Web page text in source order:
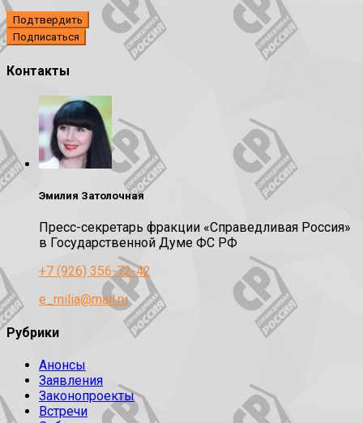
Подтвердить
Контакты
Эмилия Затолочная
Пресс-секретарь фракции «Справедливая Россия»
в Государственной Думе ФС РФ
+7 (926) 356-72-42
e_milia@mail.ru
Рубрики
Анонсы
Заявления
Законопроекты
Встречи